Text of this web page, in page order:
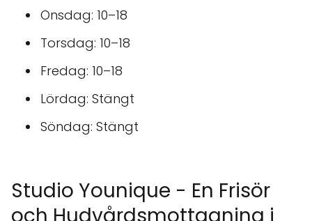
Onsdag: 10–18
Torsdag: 10–18
Fredag: 10–18
Lördag: Stängt
Söndag: Stängt
Studio Younique - En Frisör